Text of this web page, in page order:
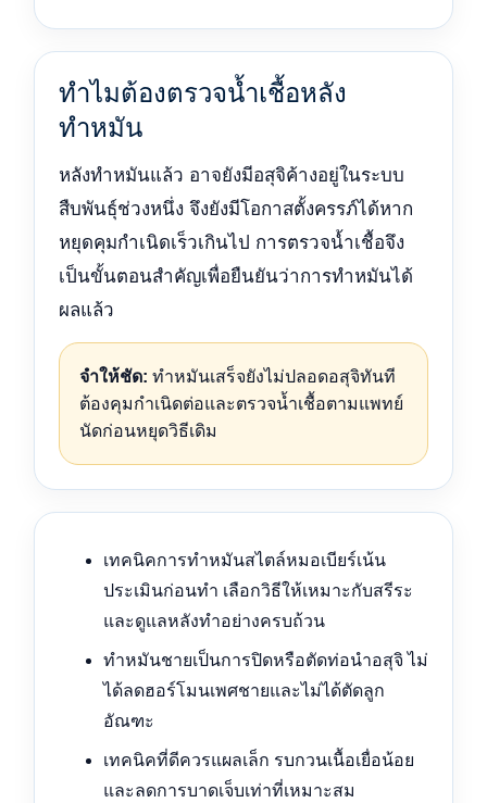
ทำไมต้องตรวจน้ำเชื้อหลัง
ทำหมัน
หลังทำหมันแล้ว อาจยังมีอสุจิค้างอยู่ในระบบ
สืบพันธุ์ช่วงหนึ่ง จึงยังมีโอกาสตั้งครรภ์ได้หาก
หยุดคุมกำเนิดเร็วเกินไป การตรวจน้ำเชื้อจึง
เป็นขั้นตอนสำคัญเพื่อยืนยันว่าการทำหมันได้
ผลแล้ว
จำให้ชัด: ทำหมันเสร็จยังไม่ปลอดอสุจิทันที
ต้องคุมกำเนิดต่อและตรวจน้ำเชื้อตามแพทย์
นัดก่อนหยุดวิธีเดิม
เทคนิคการทำหมันสไตล์หมอเบียร์เน้น
ประเมินก่อนทำ เลือกวิธีให้เหมาะกับสรีระ
และดูแลหลังทำอย่างครบถ้วน
ทำหมันชายเป็นการปิดหรือตัดท่อนำอสุจิ ไม่
ได้ลดฮอร์โมนเพศชายและไม่ได้ตัดลูก
อัณฑะ
เทคนิคที่ดีควรแผลเล็ก รบกวนเนื้อเยื่อน้อย
และลดการบาดเจ็บเท่าที่เหมาะสม